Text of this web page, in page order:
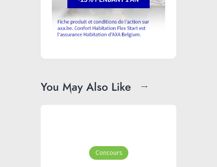
You May Also Like
Concours